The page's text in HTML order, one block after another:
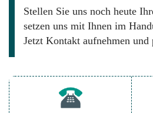
Stellen Sie uns noch heute
setzen uns mit Ihnen im
Jetzt Kontakt aufnehmen